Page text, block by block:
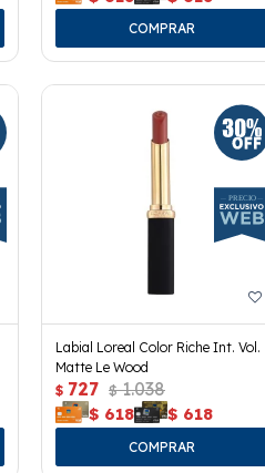
Labial Loreal Color Riche Int. Vol.
Matte Le Wood
$ 727 $ 1.038
$ 618 $ 618